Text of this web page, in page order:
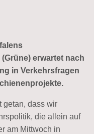
erwartet nach
in Verkehrsfragen
getan, dass wir
die allein auf
am Mittwoch in